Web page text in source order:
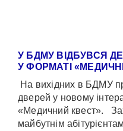
У БДМУ ВІДБУВСЯ
У ФОРМАТІ
На вихідних в БДМУ
дверей у новому
«Медичний квест».
майбутнім